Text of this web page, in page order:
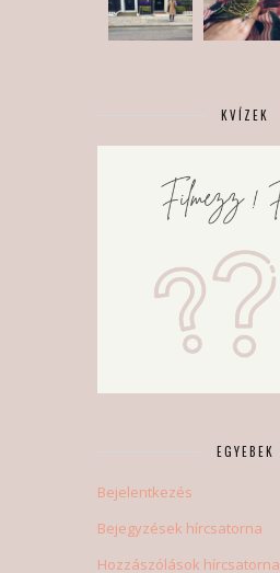
KVÍZEK
EGYEBEK
Bejelentkezés
Bejegyzések hírcsatorna
Hozzászólások hírcsatorna